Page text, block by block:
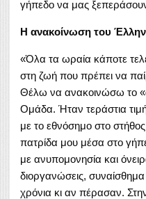
γήπεδο να μας
Η ανακοίνωση του
«Όλα τα ωραία κάποτε
στη ζωή που πρέπει να
Θέλω να ανακοινώσω το
Ομάδα. Ήταν τεράστια
με το εθνόσημο στο
πατρίδα μου μέσα στο
με ανυπομονησία και
διοργανώσεις,
χρόνια κι αν πέρασαν.